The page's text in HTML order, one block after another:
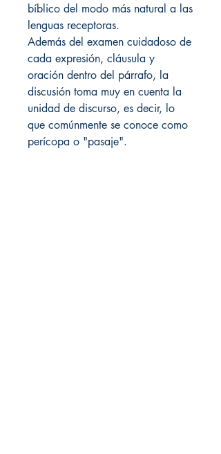
bíblico del modo más natural a las
lenguas receptoras.
Además del examen cuidadoso de
cada expresión, cláusula y
oración dentro del párrafo, la
discusión toma muy en cuenta la
unidad de discurso, es decir, lo
que comúnmente se conoce como
perícopa o "pasaje".